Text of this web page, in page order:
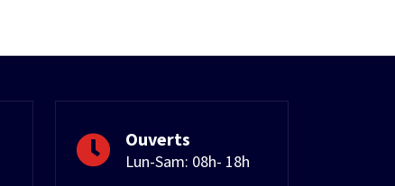
Ouverts
Lun-Sam: 08h- 18h